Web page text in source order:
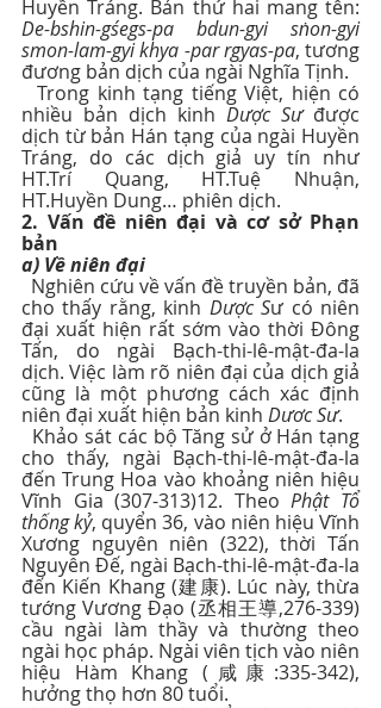
De-bshin-gśegs-pa bdun-gyi sṅon-gyi
smon-lam-gyi khya -par rgyas-pa, tương
đương bản dịch của ngài Nghĩa Tịnh.
nhiều bản dịch kinh Dược Sư được
dịch từ bản Hán tạng của ngài Huyền
Tráng, do các dịch giả uy tín như
HT.Trí Quang, HT.Tuệ Nhuận,
HT.Huyền Dung… phiên dịch.
2. Vấn đề niên đại và cơ sở Phạn
bản
a) Về niên đại
cho thấy rằng, kinh Dược Sư có niên
đại xuất hiện rất sớm vào thời Đông
Tấn, do ngài Bạch-thi-lê-mật-đa-la
dịch. Việc làm rõ niên đại của dịch giả
cũng là một phương cách xác định
niên đại xuất hiện bản kinh Dươc Sư.
cho thấy, ngài Bạch-thi-lê-mật-đa-la
đến Trung Hoa vào khoảng niên hiệu
Vĩnh Gia (307-313)12. Theo Phật Tổ
thống kỷ, quyển 36, vào niên hiệu Vĩnh
Xương nguyên niên (322), thời Tấn
Nguyên Đế, ngài Bạch-thi-lê-mật-đa-la
đến Kiến Khang (建康). Lúc này, thừa
tướng Vương Đạo (丞相王導,276-339)
cầu ngài làm thầy và thường theo
ngài học pháp. Ngài viên tịch vào niên
hiệu Hàm Khang (咸康:335-342),
hưởng thọ hơn 80 tuổi.